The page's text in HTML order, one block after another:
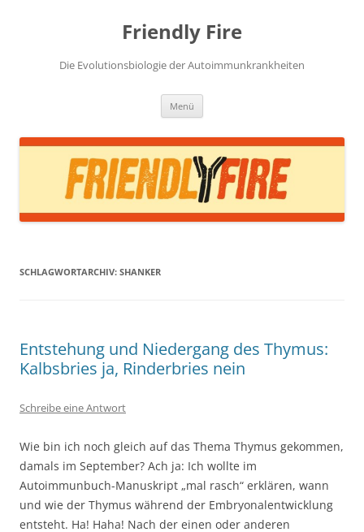
Friendly Fire
Die Evolutionsbiologie der Autoimmunkrankheiten
Menü
SCHLAGWORTARCHIV: SHANKER
Entstehung und Niedergang des Thymus:
Kalbsbries ja, Rinderbries nein
Schreibe eine Antwort
Wie bin ich noch gleich auf das Thema Thymus gekommen,
damals im September? Ach ja: Ich wollte im
Autoimmunbuch-Manuskript „mal rasch“ erklären, wann
und wie der Thymus während der Embryonalentwicklung
entsteht. Ha! Haha! Nach der einen oder anderen